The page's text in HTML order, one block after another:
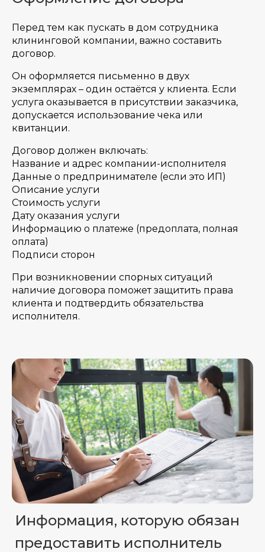
Перед тем как пускать в дом сотрудника
клининговой компании, важно составить
договор.
Он оформляется письменно в двух
экземплярах – один остаётся у клиента. Если
услуга оказывается в присутствии заказчика,
допускается использование чека или
квитанции.
Договор должен включать:
Название и адрес компании-исполнителя
Данные о предпринимателе (если это ИП)
Описание услуги
Стоимость услуги
Дату оказания услуги
Информацию о платеже (предоплата, полная
оплата)
Подписи сторон
При возникновении спорных ситуаций
наличие договора поможет защитить права
клиента и подтвердить обязательства
исполнителя.
Информация, которую обязан
предоставить исполнитель